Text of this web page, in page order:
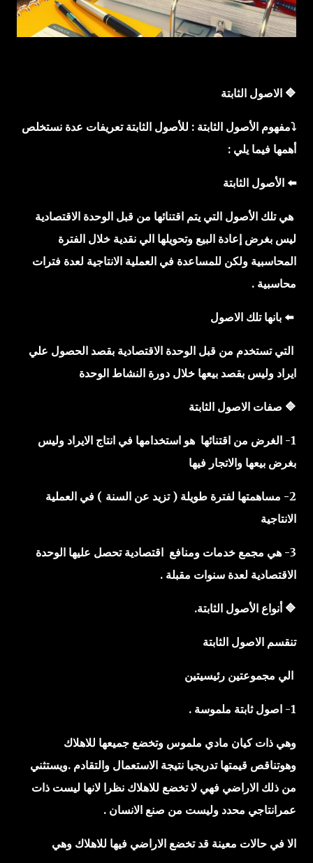
تعريفات اخرى عن المحاسبه المالية : تعد المحاسبة المالية بمثابة
وسيلة لتوفير المعلومات المالية للادارة وللغير حتى تمكنهم من اتخاذ
🔷 الاصول الثابتة
⤵️مفهوم الأصول الثابتة : للأصول الثابتة تعريفات عدة نستخلص
أهمها فيما يلي :
⬅️ الأصول الثابتة
هي تلك الأصول التي يتم اقتنائها من قبل الوحدة الاقتصادية
ليس بغرض إعادة البيع وتحويلها الي نقدية خلال الفترة
المحاسبية ولكن للمساعدة في العملية الانتاجية لعدة فترات
محاسبية .
⬅️ بانها تلك الاصول
التي تستخدم من قبل الوحدة الاقتصادية بقصد الحصول علي
ايراد وليس بقصد بيعها خلال دورة النشاط الوحدة
🔷 صفات الاصول الثابتة
1- الغرض من اقتنائها هو استخدامها في انتاج الايراد وليس
بغرض بيعها والاتجار فيها
2- مساهمتها لفترة طويلة ( تزيد عن السنة ) في العملية
الانتاجية
3- هي مجمع خدمات ومنافع اقتصادية تحصل عليها الوحدة
الاقتصادية لعدة سنوات مقبلة .
🔷 أنواع الأصول الثابتة.
تنقسم الاصول الثابتة
الي مجموعتين رئيسيتين
1- اصول ثابتة ملموسة .
وهي ذات كيان مادي ملموس وتخضع جميعها للاهلاك
وهوتناقص قيمتها تدريجيا نتيجة الاستعمال والتقادم .ويستثني
من ذلك الاراضي فهي لا تخضع للاهلاك نظرا لانها ليست ذات
عمرانتاجي محدد وليست من صنع الانسان .
الا في حالات معينة قد تخضع الاراضي فيها للاهلاك وهي